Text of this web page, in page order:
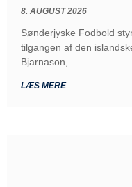
8. AUGUST 2026
Sønderjyske Fodbold
tilgangen af den
Bjarnason,
LÆS MERE